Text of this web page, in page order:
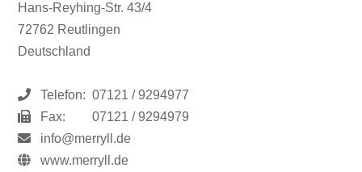
Hans-Reyhing-Str. 43/4
72762 Reutlingen
Deutschland
Telefon: 07121 / 9294977
Fax:
07121 / 9294979
info@merryll.de
www.merryll.de